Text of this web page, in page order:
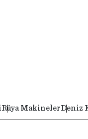
Rüya MakinelerDeniz